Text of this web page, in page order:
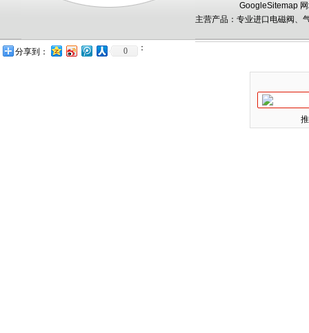
GoogleSitemap
主营产品：专业进口电磁阀、
：
分享到： 0